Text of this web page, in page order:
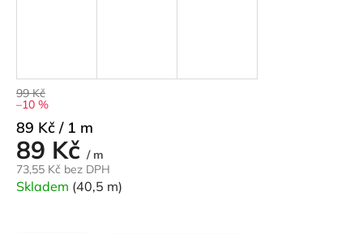
99 Kč
–10 %
89 Kč / m
73,55 Kč bez DPH
Měrná
cena:
89 Kč / 1 m
Skladem (40,5 m)